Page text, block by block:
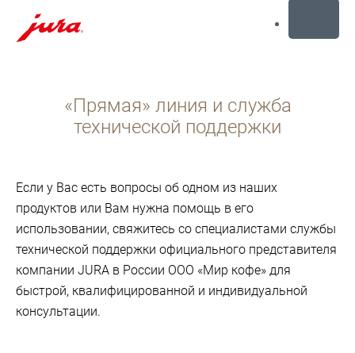
содержанию«Прямая» линия и служба
технической поддержки
Если у Вас есть вопросы об одном из наших
продуктов или Вам нужна помощь в его
использовании, свяжитесь со специалистами службы
технической поддержки официального представителя
компании JURA в России ООО «Мир кофе» для
быстрой, квалифицированной и индивидуальной
консультации.